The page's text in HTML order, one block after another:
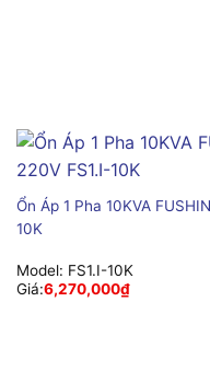
Ổn Áp 1 Pha 10KVA
10K
Model: FS1.I-10K
Giá:6,270,000₫